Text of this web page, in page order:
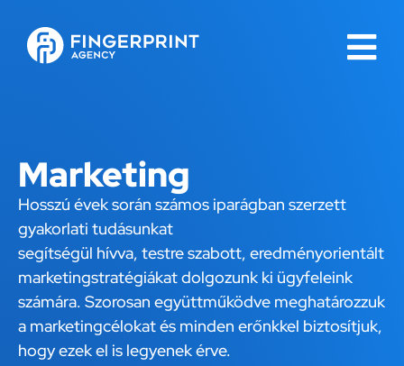
Marketing
Hosszú évek során számos iparágban szerzett
gyakorlati tudásunkat
segítségül hívva, testre szabott, eredményorientált
marketingstratégiákat dolgozunk ki ügyfeleink
számára. Szorosan együttműködve meghatározzuk
a marketingcélokat és minden erőnkkel biztosítjuk,
hogy ezek el is legyenek érve.